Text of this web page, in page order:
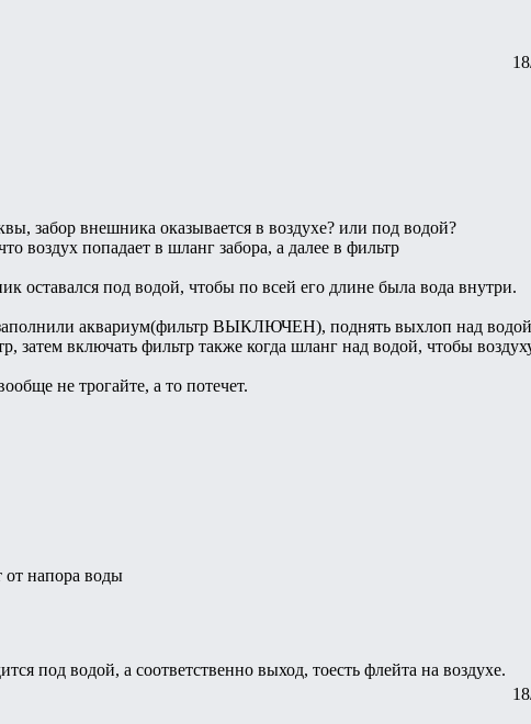
забор внешника оказывается в воздухе? или под водой?
воздух попадает в шланг забора, а далее в фильтр
оставался под водой, чтобы по всей его длине была вода внутри.
аквариум(фильтр ВЫКЛЮЧЕН), поднять выхлоп над водой,
затем включать фильтр также когда шланг над водой, чтобы
не трогайте, а то потечет.
напора воды
под водой, а соответственно выход, тоесть флейта на воздухе.